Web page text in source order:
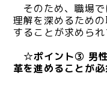
そのため、職場で
理解を深めるため
することが求められ
☆ポイント③ 男性
革を進めることが